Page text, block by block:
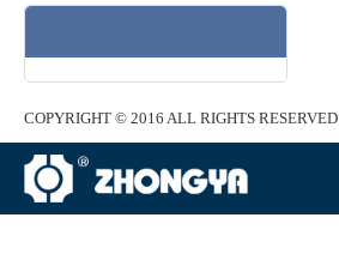
COPYRIGHT © 2016 ALL RIGHTS RESERVED